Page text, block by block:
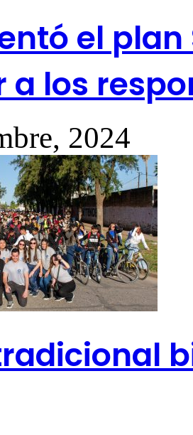
el
los
2024